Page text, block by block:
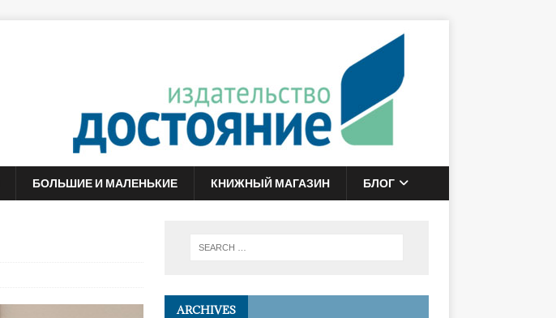
БОЛЬШИЕ И МАЛЕНЬКИЕ КНИЖНЫЙ МАГАЗИН БЛОГ
ARCHIVES